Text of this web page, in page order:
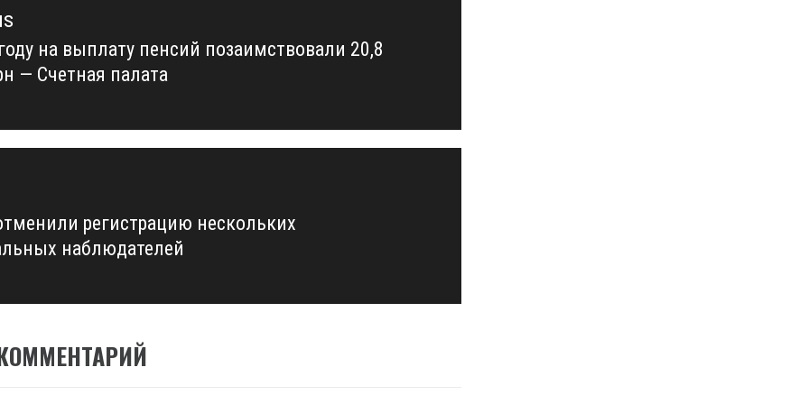
на выплату пенсий позаимствовали 20,8
— Счетная палата
регистрацию нескольких
наблюдателей